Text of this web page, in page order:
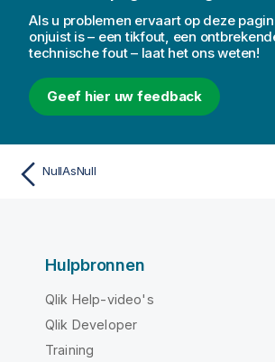
Als u problemen ervaart op deze
onjuist is – een tikfout, een
technische fout – laat het ons weten!
Geef hier uw feedback
NullAsNull
Hulpbronnen
Qlik Help-video's
Qlik Developer
Training